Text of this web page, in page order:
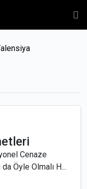
Cenaze
Öyle Olmalı H...